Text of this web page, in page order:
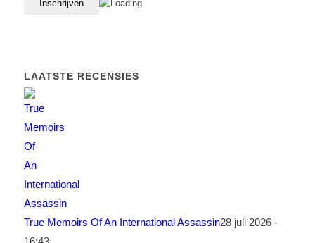
LAATSTE RECENSIES
True Memoirs Of An International Assassin28 juli 2026 -